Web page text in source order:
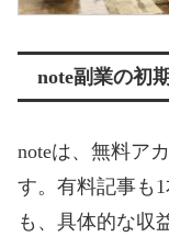
note副業の初
noteは、無料ア
す。有料記事も
も、具体的な収